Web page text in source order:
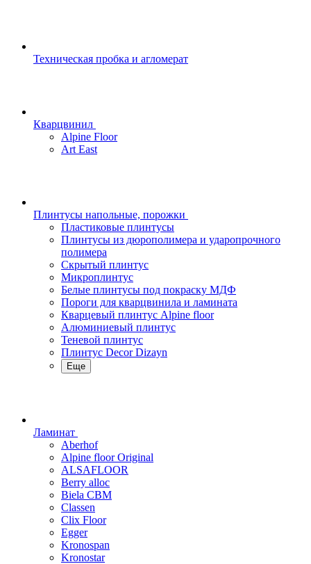
Техническая пробка и агломерат
Кварцвинил
Alpine Floor
Art East
Плинтусы напольные, порожки
Пластиковые плинтусы
Плинтусы из дюрополимера и ударопрочного
полимера
Скрытый плинтус
Микроплинтус
Белые плинтусы под покраску МДФ
Пороги для кварцвинила и ламината
Кварцевый плинтус Alpine floor
Алюминиевый плинтус
Теневой плинтус
Плинтус Decor Dizayn
Еще
Ламинат
Aberhof
Alpine floor Original
ALSAFLOOR
Berry alloc
Biela CBM
Classen
Clix Floor
Egger
Kronospan
Kronostar